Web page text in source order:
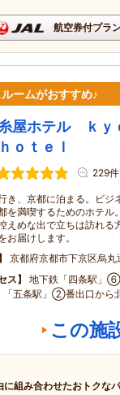
航空券付プラ
ームがおすすめ♪
屋ホテル ｋ
ｏｔｅｌ
229件
き、京都に泊まる。ビジ
を満喫するためのホテル
えめな出で立ちは訪れる
お届けします。
京都府京都市下京区烏
ス
地下鉄「四条駅」
「五条駅」②番出口から
この施
に組み合わせたおトクな